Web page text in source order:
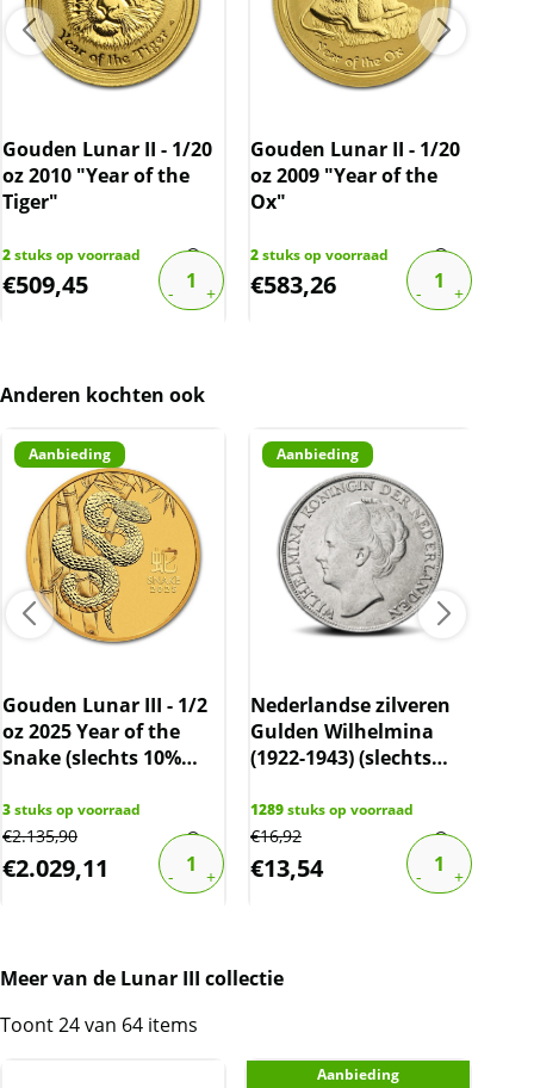
Gouden Lunar II - 1/20
oz 2010 "Year of the
Tiger"
2stuks op voorraad
€509,45
Gouden Lunar II - 1/20
oz 2009 "Year of the
Ox"
2stuks op voorraad
€583,26
Anderen kochten ook
Aanbieding
Gouden Lunar III - 1/2
oz 2025 Year of the
Snake (slechts 10%
3stuks op voorraad
€2.135,90
€2.029,11
Aanbieding
Nederlandse zilveren
Gulden Wilhelmina
(1922-1943) (slechts
1289stuks op voorraad
€16,92
€13,54
Meer van de Lunar III collectie
Toont 24 van 64 items
Aanbieding